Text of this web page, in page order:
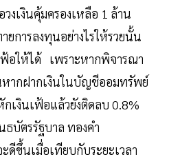
วงเงินคุ้มครองเหลือ 1 ล้าน
การลงทุนอย่างไรให้รวยนั้น
ฟ้อให้ได้ เพราะหากพิจารณา
ากฝากเงินในบัญชีออมทรัพย์
เงินเฟ้อแล้วยังติดลบ 0.8%
บัตรรัฐบาล ทองคำ
ขึ้นเมื่อเทียบกับระยะเวลา